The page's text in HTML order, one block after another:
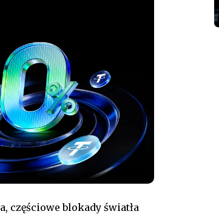
częściowe blokady światła